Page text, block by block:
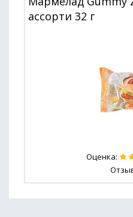
ассорти 32 г
Оценка: